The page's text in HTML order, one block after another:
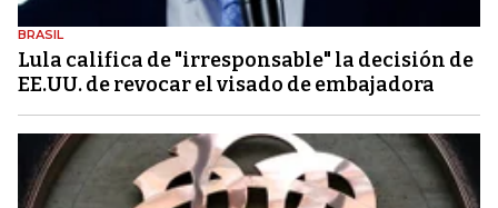
BRASIL
Lula califica de "irresponsable" la decisión de
EE.UU. de revocar el visado de embajadora